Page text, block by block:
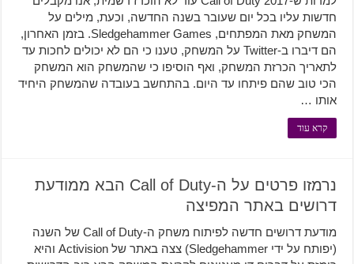
חדשות עליו בכל יום שעובר בשנה החדשה, וכעת, מילים על
המשחק מאת המפתחים, Sledgehammer Games. בזמן האחרון,
הם דיברו ב-Twitter על המשחק, טענו כי הם לא יכולים לחכות עד
לתאריך הכרזת המשחק, ואף הוסיפו כי שהמשחק הוא המשחק
הכי טוב שהם פיתחו עד היום. בהתחשב בעובדה שהמשחק היחיד
אותו …
קרא עוד
נרמזו פרטים על ה-Call of Duty הבא ממודעת
דרושים באתר המפיצה
מודעת דרושים חדשה לפיתוח משחק ה-Call of Duty של השנה
(יפותח על ידי Sledgehammer) צצה באתר של Activision והיא